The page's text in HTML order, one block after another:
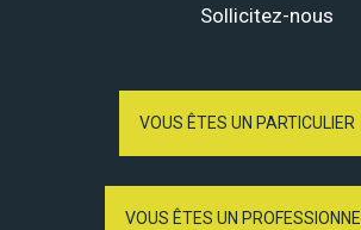
Sollicitez-nous
VOUS ÊTES UN PARTICULIER
VOUS ÊTES UN PROFESSIONNEL